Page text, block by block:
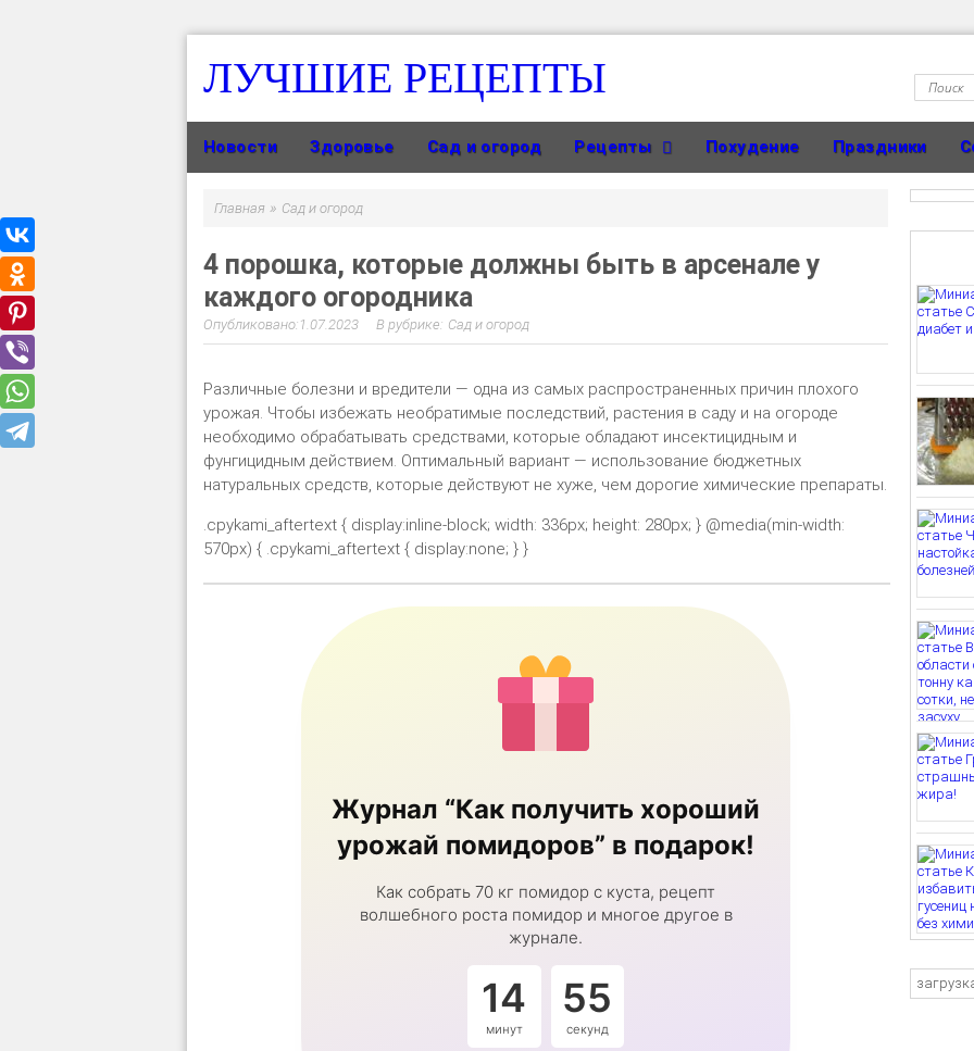
ЛУЧШИЕ РЕЦЕПТЫ
Новости Здоровье Сад и огород Рецепты Похудение Праздники
Главная » Сад и огород
4 порошка, которые должны быть в арсенале у
каждого огородника
1.07.2023 Сад и огород
Различные болезни и вредители — одна из самых распространенных причин плохого
урожая. Чтобы избежать необратимые последствий, растения в саду и на огороде
необходимо обрабатывать средствами, которые обладают инсектицидным и
фунгицидным действием. Оптимальный вариант — использование бюджетных
натуральных средств, которые действуют не хуже, чем дорогие химические препараты.
.cpykami_aftertext { display:inline-block; width: 336px; height: 280px; } @media(min-width:
570px) { .cpykami_aftertext { display:none; } }
Журнал “Как получить хороший
урожай помидоров” в подарок!
Как собрать 70 кг помидор с куста, рецепт
волшебного роста помидор и многое другое в
журнале.
14
минут
54
секунды